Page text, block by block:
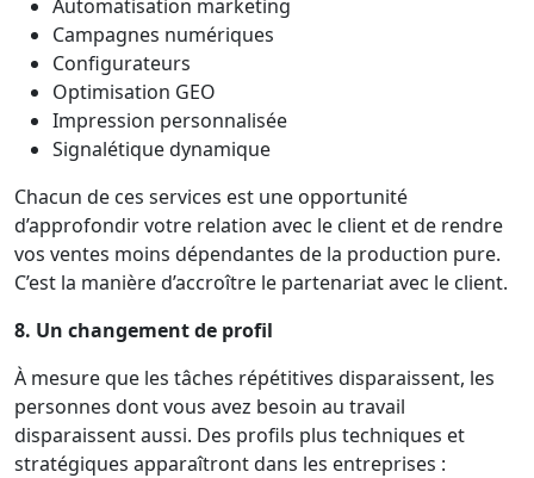
Automatisation marketing
Campagnes numériques
Configurateurs
Optimisation GEO
Impression personnalisée
Signalétique dynamique
Chacun de ces services est une opportunité
d’approfondir votre relation avec le client et de rendre
vos ventes moins dépendantes de la production pure.
C’est la manière d’accroître le partenariat avec le client.
8. Un changement de profil
À mesure que les tâches répétitives disparaissent, les
personnes dont vous avez besoin au travail
disparaissent aussi. Des profils plus techniques et
stratégiques apparaîtront dans les entreprises :